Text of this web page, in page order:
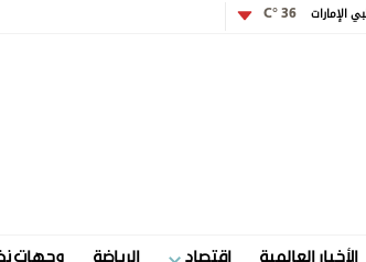
الإمارات 36 °C
الأخبار العالمية اقتصاد الرياضة وجهات